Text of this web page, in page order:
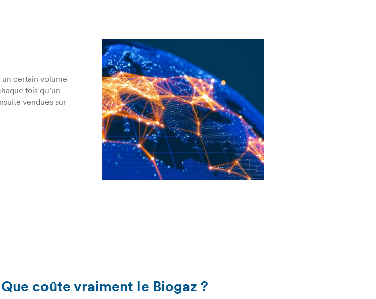
un certain volume
fois qu’un
vendues sur
Que coûte vraiment le Biogaz ?